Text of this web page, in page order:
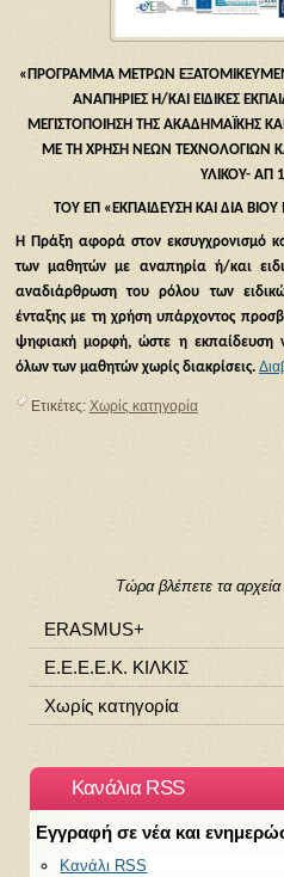
«ΠΡΟΓΡΑΜΜΑ ΜΕΤΡΩΝ
ΑΝΑΠΗΡΙΕΣ Η/ΚΑΙ ΕΙΔΙΚΕΣ
ΜΕΓΙΣΤΟΠΟΙΗΣΗ ΤΗΣ ΑΚΑΔΗΜΑΪΚΗΣ
ΜΕ ΤΗ ΧΡΗΣΗ ΝΕΩΝ ΤΕΧΝΟΛΟΓΙΩΝ
ΥΛΙΚΟΥ- ΑΠ
ΤΟΥ ΕΠ «ΕΚΠΑΙΔΕΥΣΗ ΚΑΙ ΔΙΑ
Η Πράξη αφορά στον εκσυγχρονισμό
των μαθητών με αναπηρία ή/και
αναδιάρθρωση του ρόλου των
ένταξης με τη χρήση υπάρχοντος
ψηφιακή μορφή, ώστε η εκπαίδευση
όλων των μαθητών χωρίς διακρίσεις.
Ετικέτες: Χωρίς κατηγορία
Τώρα βλέπετε τα
ERASMUS+
Ε.Ε.Ε.Ε.Κ. ΚΙΛΚΙΣ
Χωρίς κατηγορία
Κανάλια RSS
Εγγραφή σε νέα και
Κανάλι RSS